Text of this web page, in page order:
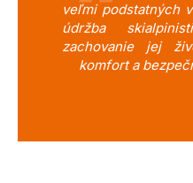
veľmi podstatných
údržba
zachovanie jej
komfort a